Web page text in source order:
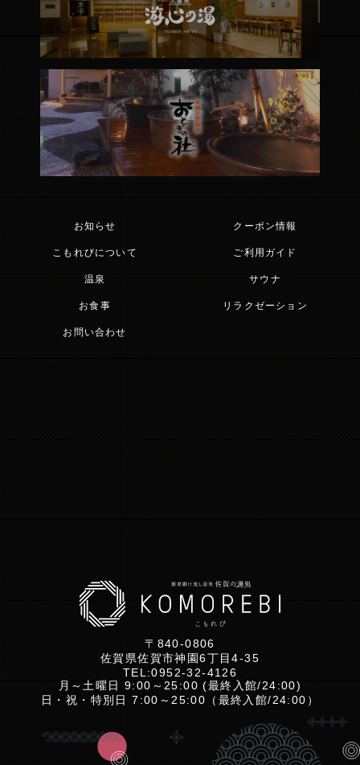
お知らせ クーポン情報
こもれびについて ご利用ガイド
温泉 サウナ
お食事 リラクゼーション
お問い合わせ
〒840-0806
佐賀県佐賀市神園6丁目4-35
TEL:0952-32-4126
月～土曜日 9:00～25:00 (最終入館/24:00)
日・祝・特別日 7:00～25:00（最終入館/24:00）